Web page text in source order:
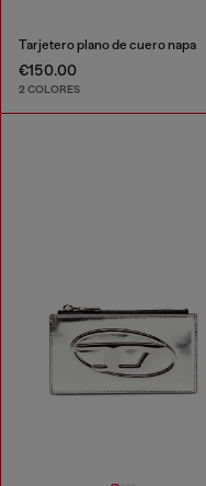
Tarjetero plano de cuero napa
€150.00
2 COLORES